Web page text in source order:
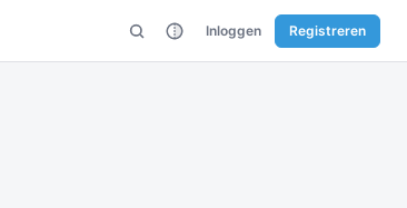
Inloggen Registreren